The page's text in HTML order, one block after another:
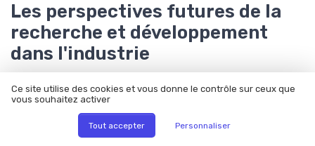
Les perspectives futures de la
recherche et développement
dans l'industrie
Les avancées technologiques à l'horizon
Dans un futur proche, la
développement r&ddans l'industrie aérospatiale et de
Ce site utilise des cookies et vous donne le contrôle sur ceux que
vous souhaitez activer
Tout accepter Personnaliser